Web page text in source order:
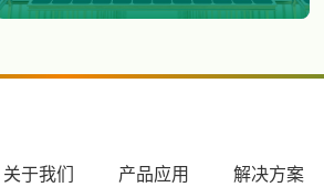
关于我们 产品应用 解决方案